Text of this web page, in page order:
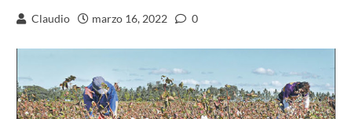
Claudio marzo 16, 2022 0